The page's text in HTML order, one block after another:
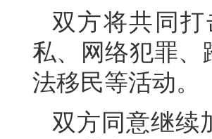
双方将共同
私、网络犯罪、
法移民等活动。
双方同意继续